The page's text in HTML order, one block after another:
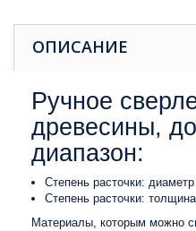
ОПИСАНИЕ
Ручное
древесины,
диапазон:
Степень расточки:
Степень расточки:
Материалы, которым можно